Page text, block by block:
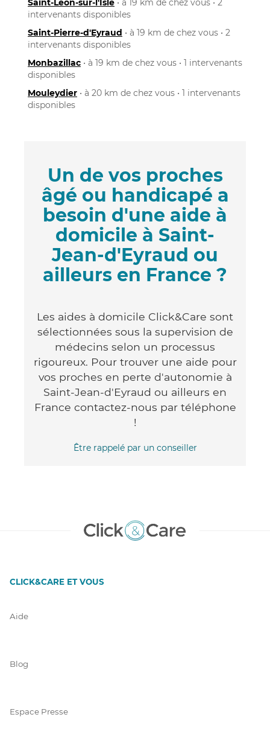
Saint-Léon-sur-l'Isle • à 19 km de chez vous • 2
intervenants disponibles
Saint-Pierre-d'Eyraud • à 19 km de chez vous • 2
intervenants disponibles
Monbazillac • à 19 km de chez vous • 1 intervenants
disponibles
Mouleydier • à 20 km de chez vous • 1 intervenants
disponibles
Un de vos proches
âgé ou handicapé a
besoin d'une aide à
domicile à Saint-
Jean-d'Eyraud ou
ailleurs en France ?
Les aides à domicile Click&Care sont
sélectionnées sous la supervision de
médecins selon un processus
rigoureux. Pour trouver une aide pour
vos proches en perte d'autonomie à
Saint-Jean-d'Eyraud ou ailleurs en
France contactez-nous par téléphone
!
Être rappelé par un conseiller
CLICK&CARE ET VOUS
Aide
Blog
Espace Presse